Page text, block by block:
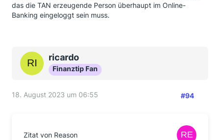
das die TAN erzeugende Person überhaupt im Online-
Banking eingeloggt sein muss.
ricardo
Finanztip Fan
18. August 2023 um 06:55 #94
Zitat von Reason